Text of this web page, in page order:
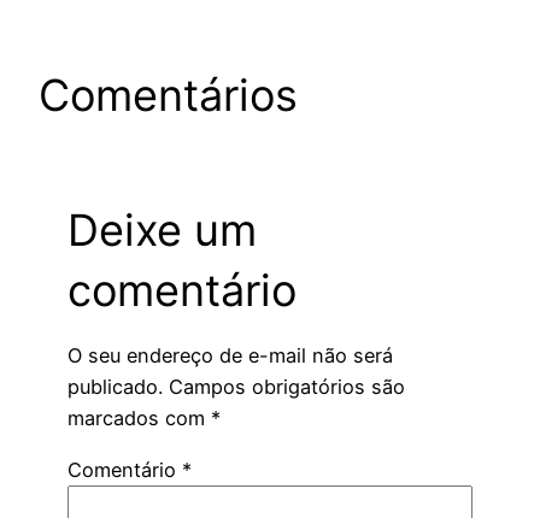
Comentários
Deixe um
comentário
O seu endereço de e-mail não será
publicado. Campos obrigatórios são
marcados com *
Comentário *